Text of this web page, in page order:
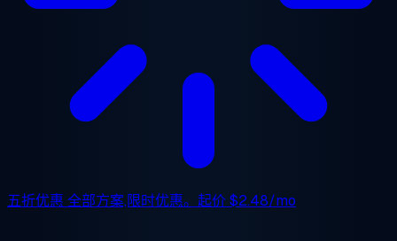
五折优惠 全部方案,限时优惠。起价$2.48/mo